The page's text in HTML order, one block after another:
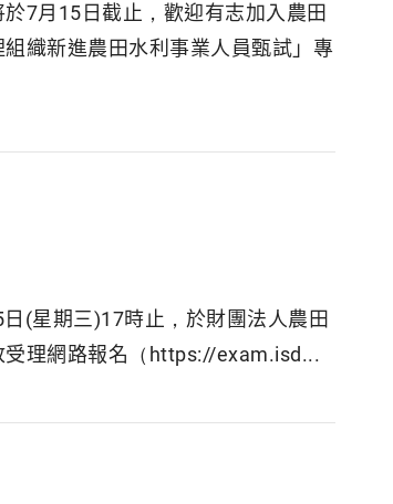
7月15日截止，歡迎有志加入農田
織新進農田水利事業人員甄試」專
(星期三)17時止，於財團法人農田
受理網路報名（https://exam.isd...